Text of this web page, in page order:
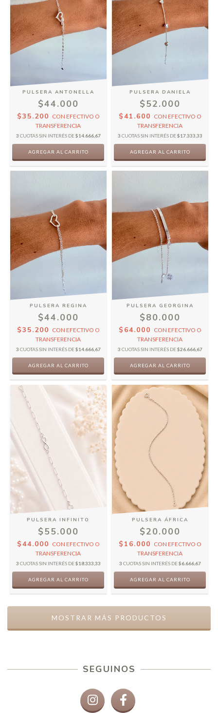
PULSERA ANTONELLA
$44.000
$35.200 CON EFECTIVO O
TRANSFERENCIA
3 CUOTAS SIN INTERÉS DE$14.666,67
PULSERA DANIELA
$52.000
$41.600 CON EFECTIVO O
TRANSFERENCIA
3 CUOTAS SIN INTERÉS DE$17.333,33
PULSERA REGINA
$44.000
$35.200 CON EFECTIVO O
TRANSFERENCIA
3 CUOTAS SIN INTERÉS DE$14.666,67
PULSERA GEORGINA
$80.000
$64.000 CON EFECTIVO O
TRANSFERENCIA
3 CUOTAS SIN INTERÉS DE$26.666,67
PULSERA INFINITO
$55.000
$44.000 CON EFECTIVO O
TRANSFERENCIA
3 CUOTAS SIN INTERÉS DE$18.333,33
PULSERA ÁFRICA
$20.000
$16.000 CON EFECTIVO O
TRANSFERENCIA
3 CUOTAS SIN INTERÉS DE$6.666,67
MOSTRAR MÁS PRODUCTOS
SEGUINOS